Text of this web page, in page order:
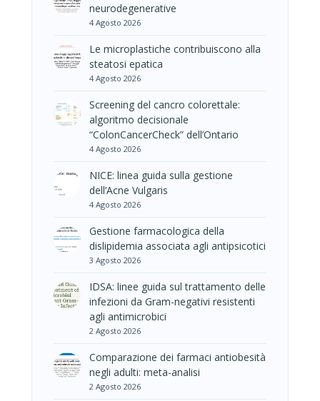
neurodegenerative
4 Agosto 2026
Le microplastiche contribuiscono alla
steatosi epatica
4 Agosto 2026
Screening del cancro colorettale:
algoritmo decisionale
“ColonCancerCheck” dell’Ontario
4 Agosto 2026
NICE: linea guida sulla gestione
dell’Acne Vulgaris
4 Agosto 2026
Gestione farmacologica della
dislipidemia associata agli antipsicotici
3 Agosto 2026
IDSA: linee guida sul trattamento delle
infezioni da Gram-negativi resistenti
agli antimicrobici
2 Agosto 2026
Comparazione dei farmaci antiobesità
negli adulti: meta-analisi
2 Agosto 2026